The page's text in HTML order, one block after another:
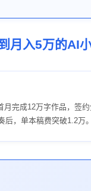
月入5万的AI
月完成12万字作品，签
后，单本稿费突破1.2万。